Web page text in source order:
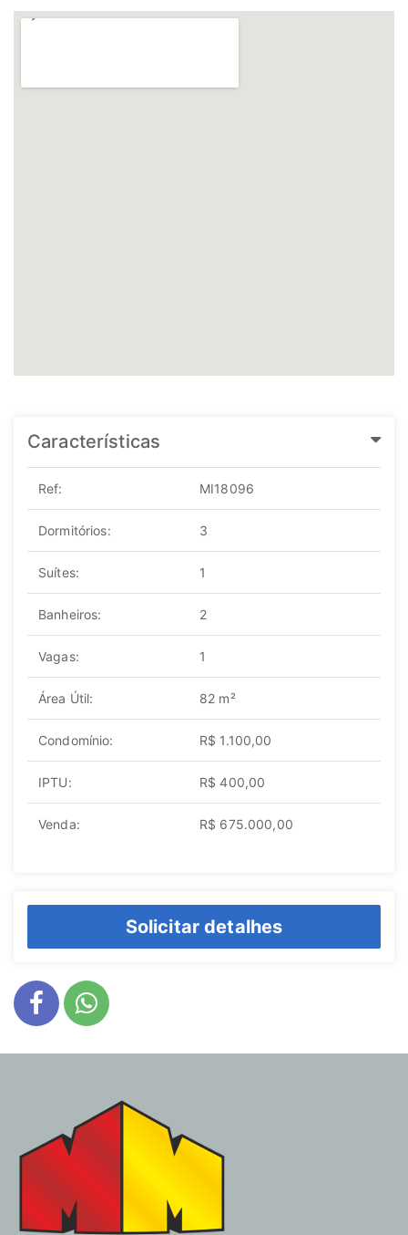
Características
Ref: MI18096
Dormitórios: 3
Suítes: 1
Banheiros: 2
Vagas: 1
Área Útil: 82 m²
Condomínio: R$ 1.100,00
IPTU: R$ 400,00
Venda: R$ 675.000,00
Solicitar detalhes